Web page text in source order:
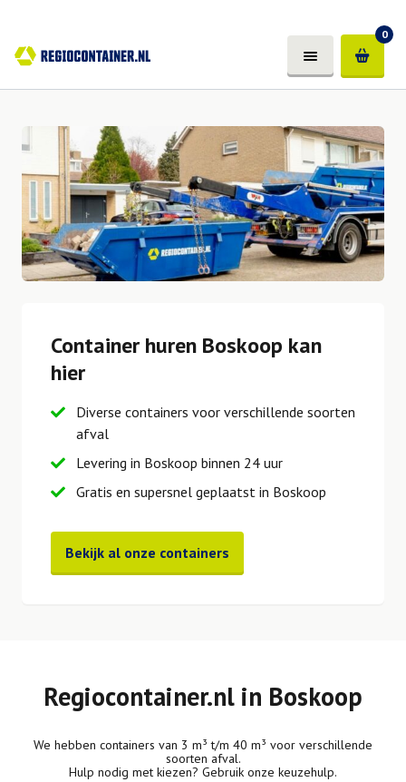
0
Container huren Boskoop kan
hier
Diverse containers voor verschillende soorten
afval
Levering in Boskoop binnen 24 uur
Gratis en supersnel geplaatst in Boskoop
Bekijk al onze containers
Regiocontainer.nl in Boskoop
We hebben containers van 3 m³ t/m 40 m³ voor verschillende
soorten afval.
Hulp nodig met kiezen? Gebruik onze keuzehulp.